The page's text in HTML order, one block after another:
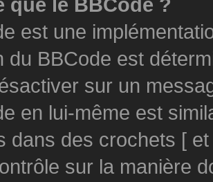
que le BBCode ?
est une
du BBCode est
sur un
en lui-même est
dans des crochets [
sur la manière